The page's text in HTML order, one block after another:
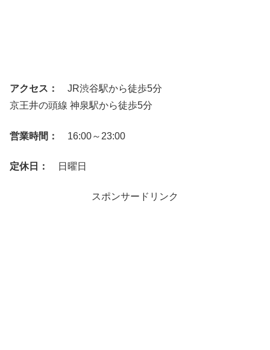
アクセス：
JR渋谷駅から徒歩5分
京王井の頭線 神泉駅から徒歩5分
営業時間： 16:00～23:00
定休日： 日曜日
スポンサードリンク